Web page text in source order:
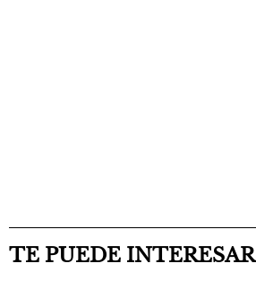
TE PUEDE INTERESAR